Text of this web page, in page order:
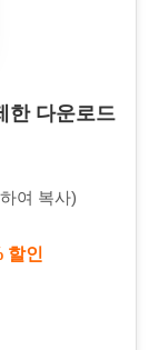
한 다운로드
여 복사)
할인